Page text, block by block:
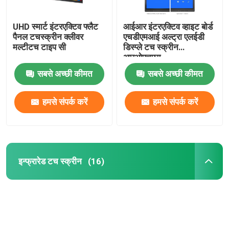
UHD स्मार्ट इंटरएक्टिव फ्लैट
पैनल टचस्क्रीन क्लीवर
मल्टीटच टाइप सी
सबसे अच्छी कीमत
हमसे संपर्क करें
आईआर इंटरएक्टिव व्हाइट बोर्ड
एचडीएमआई अल्ट्रा एलईडी
डिस्प्ले टच स्क्रीन
आरओएचएस
सबसे अच्छी कीमत
हमसे संपर्क करें
इन्फ्रारेड टच स्क्रीन (16)